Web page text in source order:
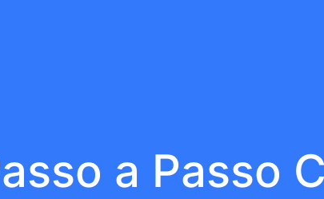
a Passo